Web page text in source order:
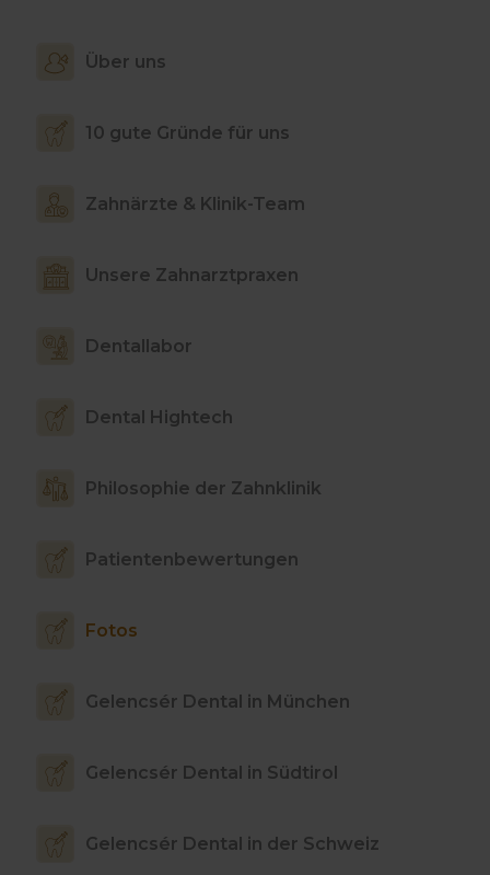
Über uns
10 gute Gründe für uns
Zahnärzte & Klinik-Team
Unsere Zahnarztpraxen
Dentallabor
Dental Hightech
Philosophie der Zahnklinik
Patientenbewertungen
Fotos
Gelencsér Dental in München
Gelencsér Dental in Südtirol
Gelencsér Dental in der Schweiz